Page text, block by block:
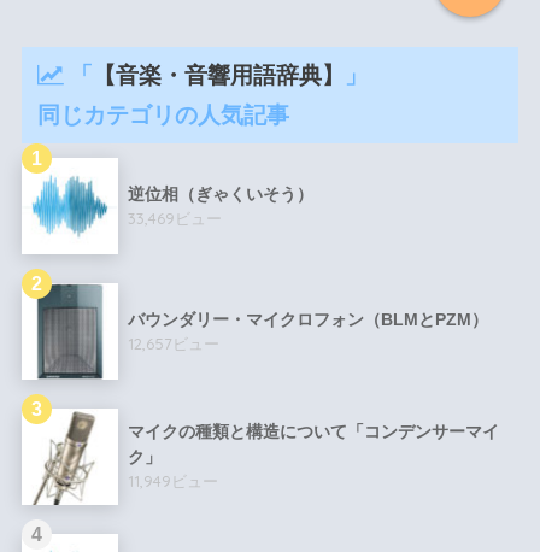
「 【音楽・音響用語辞典】
」
同じカテゴリの人気記事
逆位相（ぎゃくいそう）
33,469ビュー
バウンダリー・マイクロフォン（BLMとPZM）
12,657ビュー
マイクの種類と構造について「コンデンサーマイ
ク」
11,949ビュー